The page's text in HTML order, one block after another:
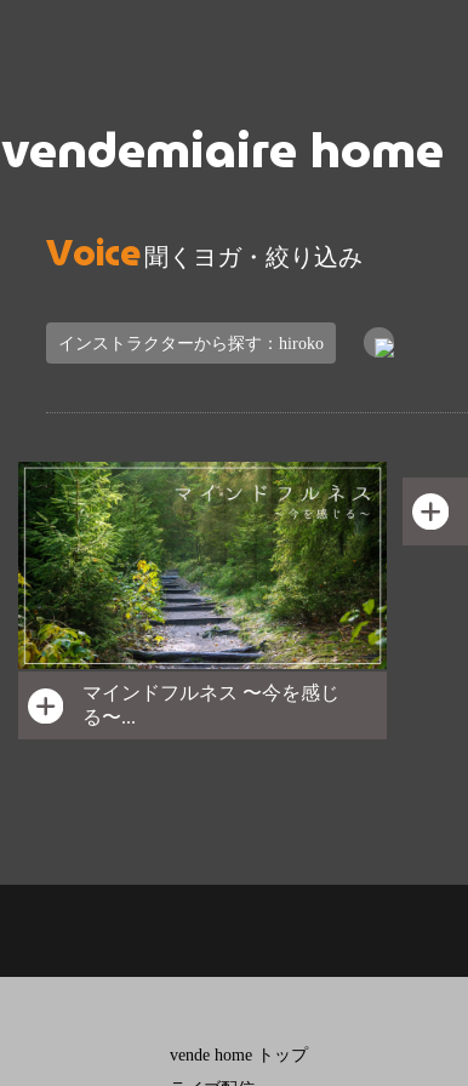
vendemiaire home
Voice 聞くヨガ・絞り込み
インストラクターから探す：hiroko
マインドフルネス 〜今を感じ
る〜...
vende home トップ